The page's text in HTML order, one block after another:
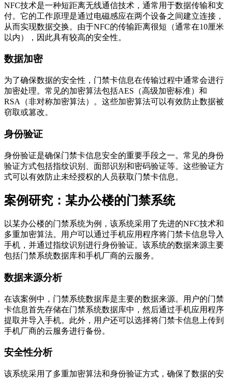
NFC技术是一种短距离无线通信技术，通常用于数据传输和支
付。它的工作原理是通过电磁感应在两个设备之间建立连接，
从而实现数据交换。由于NFC的传输距离很短（通常在10厘米
以内），因此具有较高的安全性。
数据加密
为了确保数据的安全性，门禁卡信息在传输过程中通常会进行
加密处理。常见的加密算法包括AES（高级加密标准）和
RSA（非对称加密算法）。这些加密算法可以有效防止数据被
窃取或篡改。
身份验证
身份验证是确保门禁卡信息安全的重要手段之一。常见的身份
验证方式包括指纹识别、面部识别和密码验证等。这些验证方
式可以有效防止未经授权的人员获取门禁卡信息。
案例研究：某办公楼的门禁系统
以某办公楼的门禁系统为例，该系统采用了先进的NFC技术和
多重加密算法。用户可以通过手机应用程序将门禁卡信息导入
手机，并通过指纹识别进行身份验证。该系统的数据来源主要
包括门禁系统数据库和手机厂商的云服务。
数据来源分析
在该案例中，门禁系统数据库是主要的数据来源。用户的门禁
卡信息首先存储在门禁系统数据库中，然后通过手机应用程序
提取并导入手机。此外，用户还可以选择将门禁卡信息上传到
手机厂商的云服务进行备份。
安全性分析
该系统采用了多重加密算法和身份验证方式，确保了数据的安